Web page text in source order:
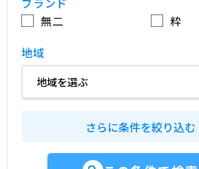
無二
粋
地域
地域を選ぶ
さらに条件を絞り込む